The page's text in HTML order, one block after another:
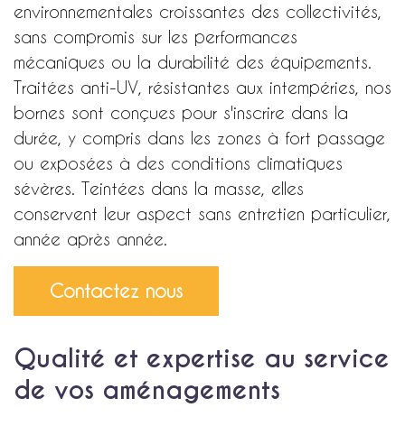
environnementales croissantes des collectivités,
sans compromis sur les performances
mécaniques ou la durabilité des équipements.
Traitées anti-UV, résistantes aux intempéries, nos
bornes sont conçues pour s'inscrire dans la
durée, y compris dans les zones à fort passage
ou exposées à des conditions climatiques
sévères. Teintées dans la masse, elles
conservent leur aspect sans entretien particulier,
année après année.
Contactez nous
Qualité et expertise au service
de vos aménagements